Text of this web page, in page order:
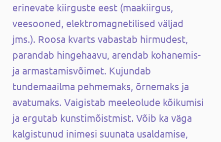
erinevate kiirguste eest (maakiirgus,
veesooned, elektromagnetilised väljad
jms.). Roosa kvarts vabastab hirmudest,
parandab hingehaavu, arendab kohanemis-
ja armastamisvõimet. Kujundab
tundemaailma pehmemaks, õrnemaks ja
avatumaks. Vaigistab meeleolude kõikumisi
ja ergutab kunstimõistmist. Võib ka väga
kalgistunud inimesi suunata usaldamise,